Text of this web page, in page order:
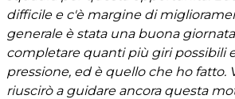
difficile e c'è margine di
generale è stata una buona
completare quanti più giri possibili
pressione, ed è quello che ho fatto.
riuscirò a guidare ancora questa